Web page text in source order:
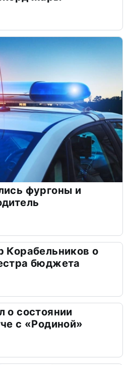
фургоны и
Корабельников о
бюджета
о состоянии
с «Родиной»